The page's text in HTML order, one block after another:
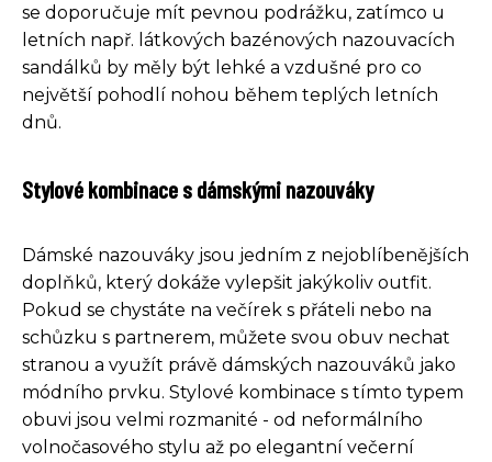
se doporučuje mít pevnou podrážku, zatímco u
letních např. látkových bazénových nazouvacích
sandálků by měly být lehké a vzdušné pro co
největší pohodlí nohou během teplých letních
dnů.
Stylové kombinace s dámskými nazouváky
Dámské nazouváky jsou jedním z nejoblíbenějších
doplňků, který dokáže vylepšit jakýkoliv outfit.
Pokud se chystáte na večírek s přáteli nebo na
schůzku s partnerem, můžete svou obuv nechat
stranou a využít právě dámských nazouváků jako
módního prvku. Stylové kombinace s tímto typem
obuvi jsou velmi rozmanité - od neformálního
volnočasového stylu až po elegantní večerní